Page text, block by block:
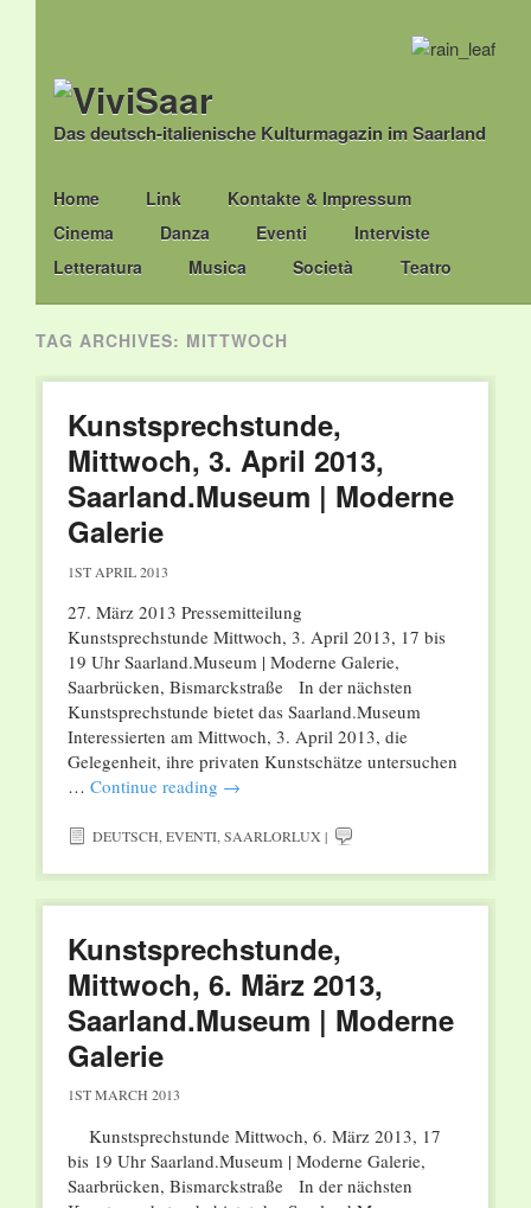
Das deutsch-italienische Kulturmagazin im Saarland
Main menu
Skip
to
content
Home Link
Kontakte & Impressum
Cinema
Danza Eventi
Interviste
Letteratura
Musica Società Teatro
TAG ARCHIVES: MITTWOCH
Kunstsprechstunde,
Mittwoch, 3. April 2013,
Saarland.Museum | Moderne
Galerie
1ST APRIL 2013
27. März 2013 Pressemitteilung
Kunstsprechstunde Mittwoch, 3. April 2013, 17 bis
19 Uhr Saarland.Museum | Moderne Galerie,
Saarbrücken, Bismarckstraße In der nächsten
Kunstsprechstunde bietet das Saarland.Museum
Interessierten am Mittwoch, 3. April 2013, die
Gelegenheit, ihre privaten Kunstschätze untersuchen
… Continue reading →
DEUTSCH,EVENTI,SAARLORLUX |
Kunstsprechstunde,
Mittwoch, 6. März 2013,
Saarland.Museum | Moderne
Galerie
1ST MARCH 2013
Kunstsprechstunde Mittwoch, 6. März 2013, 17
bis 19 Uhr Saarland.Museum | Moderne Galerie,
Saarbrücken, Bismarckstraße In der nächsten